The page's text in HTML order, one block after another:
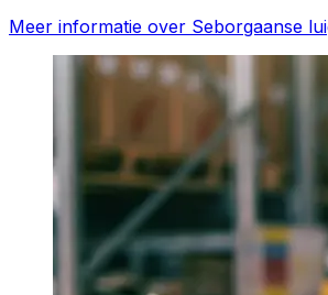
Meer informatie over Seborgaanse